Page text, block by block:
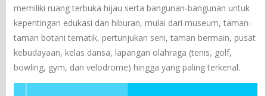
memiliki ruang terbuka hijau serta bangunan-bangunan untuk
kepentingan edukasi dan hiburan, mulai dari museum, taman-
taman botani tematik, pertunjukan seni, taman bermain, pusat
kebudayaan, kelas dansa, lapangan olahraga (tenis, golf,
bowling, gym, dan velodrome) hingga yang paling terkenal.